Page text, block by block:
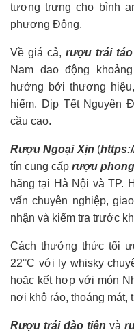
tượng trưng cho bình
phương Đông.
Về giá cả, rượu trái
Nam dao động
hưởng bởi thương
hiếm. Dịp Tết Nguyên
cầu cao.
Rượu Ngoại Xịn (
tín cung cấp rượu
hãng tại Hà Nội và TP.
vấn chuyên nghiệp,
nhận và kiểm tra trước
Cách thưởng thức tối
22°C với ly whisky
hoặc kết hợp với món
nơi khô ráo, thoáng mát,
Rượu trái đào tiên và